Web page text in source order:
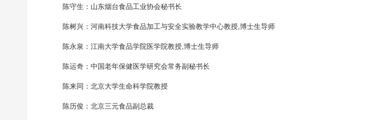
陈守生：山东烟台食品工业协会秘书长
陈树兴：河南科技大学食品加工与安全实验教学中心教授,博士生导师
陈永泉：江南大学食品学院医学院教授,博士生导师
陈运奇：中国老年保健医学研究会常务副秘书长
陈来同：北京大学生命科学院教授
陈历俊：北京三元食品副总裁